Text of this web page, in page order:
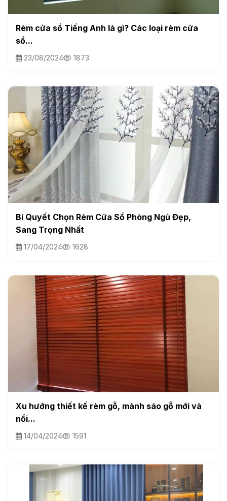
Rèm cửa sổ Tiếng Anh là gì? Các loại rèm cửa
sổ...
23/08/2024 1873
Bí Quyết Chọn Rèm Cửa Sổ Phòng Ngủ Đẹp,
Sang Trọng Nhất
17/04/2024 1628
Xu hướng thiết kế rèm gỗ, mành sáo gỗ mới và
nổi...
14/04/2024 1591